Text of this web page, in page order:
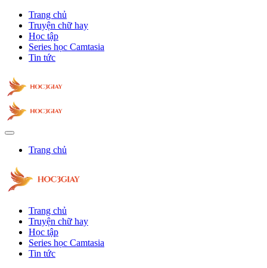
Trang chủ
Truyện chữ hay
Học tập
Series học Camtasia
Tin tức
Trang chủ
Trang chủ
Truyện chữ hay
Học tập
Series học Camtasia
Tin tức